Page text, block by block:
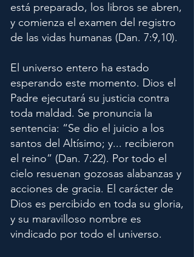
está preparado, los libros se abren,
y comienza el examen del registro
de las vidas humanas (Dan. 7:9,10).
El universo entero ha estado
esperando este momento. Dios el
Padre ejecutará su justicia contra
toda maldad. Se pronuncia la
sentencia: “Se dio el juicio a los
santos del Altísimo; y... recibieron
el reino” (Dan. 7:22). Por todo el
cielo resuenan gozosas alabanzas y
acciones de gracia. El carácter de
Dios es percibido en toda su gloria,
y su maravilloso nombre es
vindicado por todo el universo.